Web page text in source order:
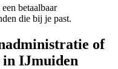
betaalbaar
die bij je past.
of
IJmuiden